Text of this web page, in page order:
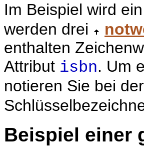
Im Beispiel wird
werden drei
enthalten
Attribut isbn. Um
notieren Sie bei
Beispiel einer